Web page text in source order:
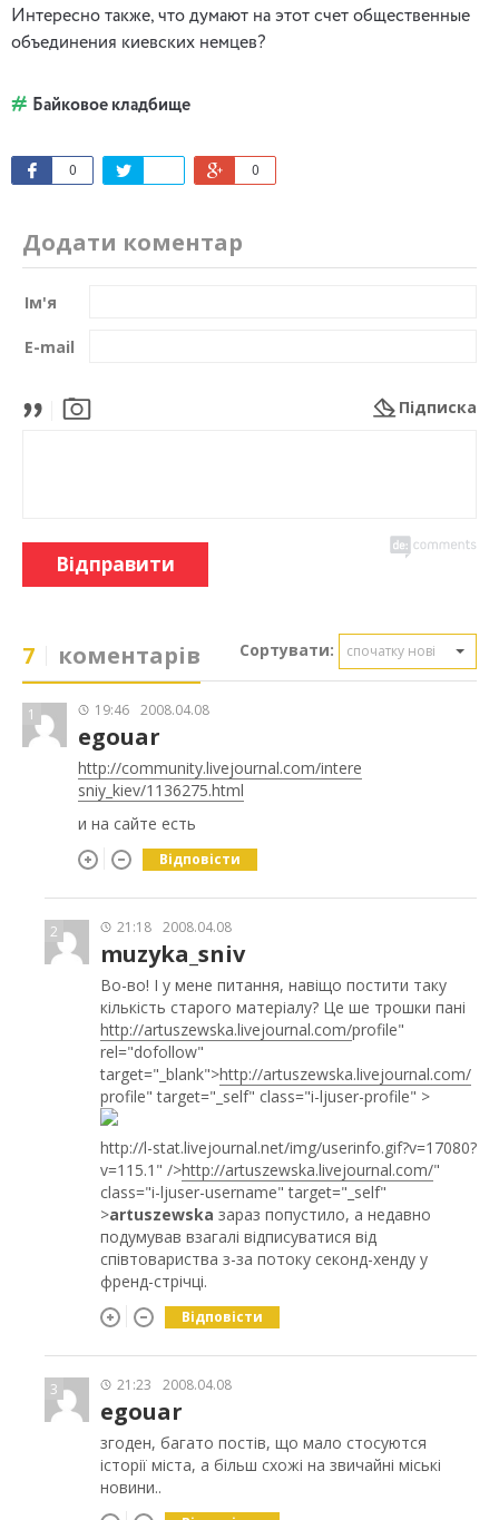
Интересно также, что думают на этот счет общественные
объединения киевских немцев?
Байковое кладбище
0 0
Додати коментар
Ім'я
E-mail
Підписка
Відправити
7 коментарів Сортувати: спочатку нові
1 19:46 2008.04.08
egouar
http://community.livejournal.com/intere
sniy_kiev/1136275.html
и на сайте есть
Відповісти
2 21:18 2008.04.08
muzyka_sniv
Во-во! І у мене питання, навіщо постити таку
кількість старого матеріалу? Це ше трошки пані
http://artuszewska.livejournal.com/profile"
rel="dofollow"
target="_blank">http://artuszewska.livejournal.com/
profile" target="_self" class="i-ljuser-profile" >
http://l-stat.livejournal.net/img/userinfo.gif?v=17080?
v=115.1" />http://artuszewska.livejournal.com/"
class="i-ljuser-username" target="_self"
>artuszewska зараз попустило, а недавно
подумував взагалі відписуватися від
співтовариства з-за потоку секонд-хенду у
френд-стрічці.
Відповісти
3 21:23 2008.04.08
egouar
згоден, багато постів, що мало стосуются
історії міста, а більш схожі на звичайні міські
новини..